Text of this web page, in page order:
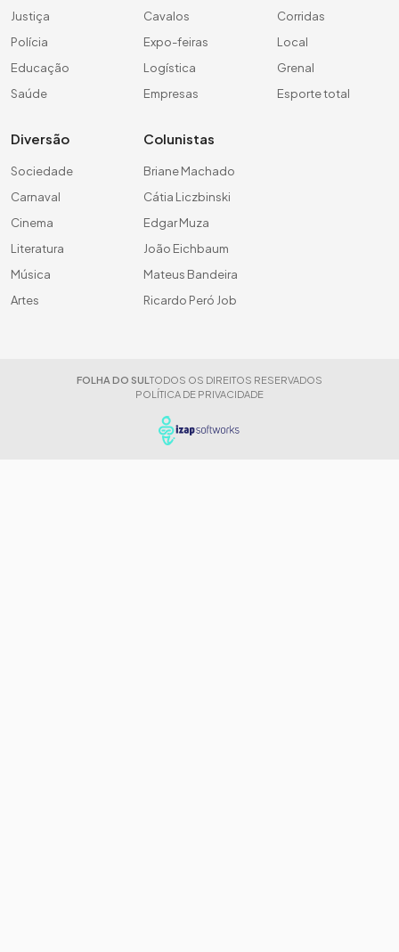
Justiça
Polícia
Educação
Saúde
Cavalos
Expo-feiras
Logística
Empresas
Corridas
Local
Grenal
Esporte total
Diversão
Sociedade
Carnaval
Cinema
Literatura
Música
Artes
Colunistas
Briane Machado
Cátia Liczbinski
Edgar Muza
João Eichbaum
Mateus Bandeira
Ricardo Peró Job
FOLHA DO SUL TODOS OS DIREITOS RESERVADOS
POLÍTICA DE PRIVACIDADE